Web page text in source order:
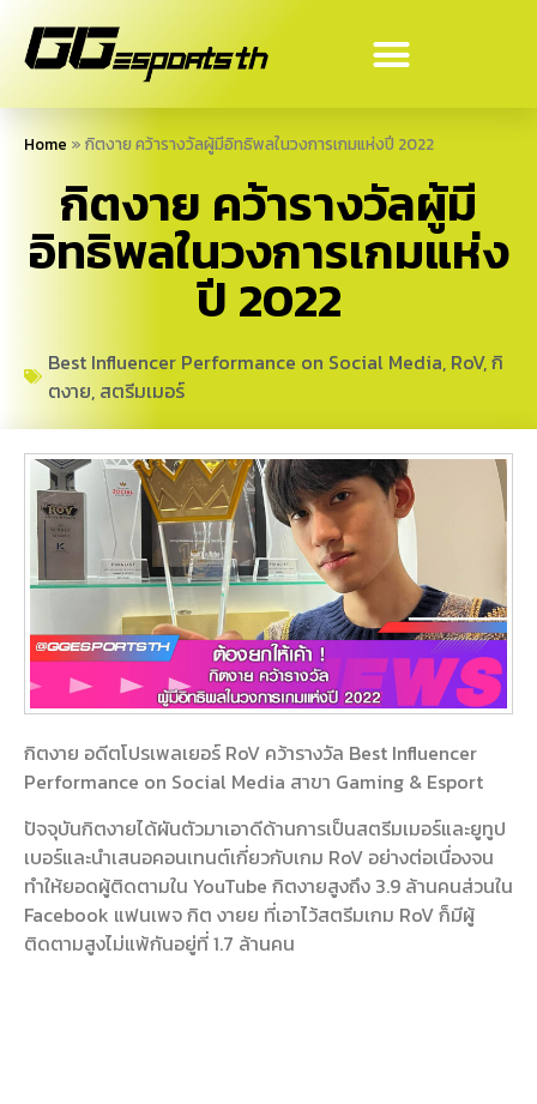
Home » กิตงาย คว้ารางวัลผู้มีอิทธิพลในวงการเกมแห่งปี 2022
กิตงาย คว้ารางวัลผู้มี
อิทธิพลในวงการเกมแห่ง
ปี 2022
Best Influencer Performance on Social Media, RoV,กิ
ตงาย, สตรีมเมอร์
กิตงาย อดีตโปรเพลเยอร์ RoV คว้ารางวัล Best Influencer
Performance on Social Media สาขา Gaming & Esport
ปัจจุบันกิตงายได้ผันตัวมาเอาดีด้านการเป็นสตรีมเมอร์และยูทูป
เบอร์และนำเสนอคอนเทนต์เกี่ยวกับเกม RoV อย่างต่อเนื่องจน
ทำให้ยอดผู้ติดตามใน YouTube กิตงายสูงถึง 3.9 ล้านคนส่วนใน
Facebook แฟนเพจ กิต งายย ที่เอาไว้สตรีมเกม RoV ก็มีผู้
ติดตามสูงไม่แพ้กันอยู่ที่ 1.7 ล้านคน